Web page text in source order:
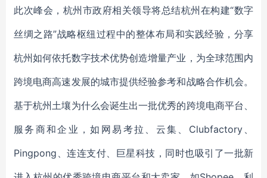
此次峰会，杭州市政府相关领导将总结杭州在构建“数字
丝绸之路”战略枢纽过程中的整体布局和实践经验，分享
杭州如何依托数字技术优势创造增量产业，为全球范围内
跨境电商高速发展的城市提供经验参考和战略合作机会。
基于杭州土壤为什么会诞生出一批优秀的跨境电商平台、
服务商和企业，如网易考拉、云集、Clubfactory、
Pingpong、连连支付、巨星科技，同时也吸引了一批新